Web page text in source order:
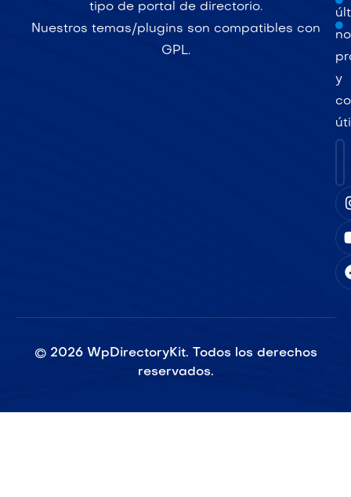
tipo de portal de directorio.
Nuestros temas/plugins son compatibles con
GPL.
y
© 2026WpDirectoryKit. Todos los derechos
reservados.